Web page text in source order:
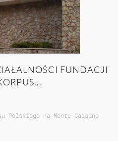
FUNDACJI
Polskiego na Monte Cassino